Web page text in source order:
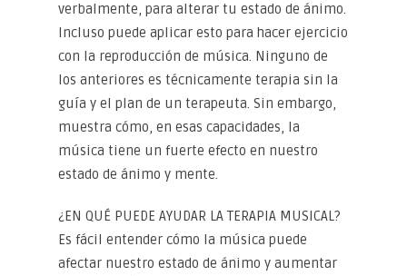
verbalmente, para alterar tu estado de ánimo.
Incluso puede aplicar esto para hacer ejercicio
con la reproducción de música. Ninguno de
los anteriores es técnicamente terapia sin la
guía y el plan de un terapeuta. Sin embargo,
muestra cómo, en esas capacidades, la
música tiene un fuerte efecto en nuestro
estado de ánimo y mente.
¿EN QUÉ PUEDE AYUDAR LA TERAPIA MUSICAL?
Es fácil entender cómo la música puede
afectar nuestro estado de ánimo y aumentar